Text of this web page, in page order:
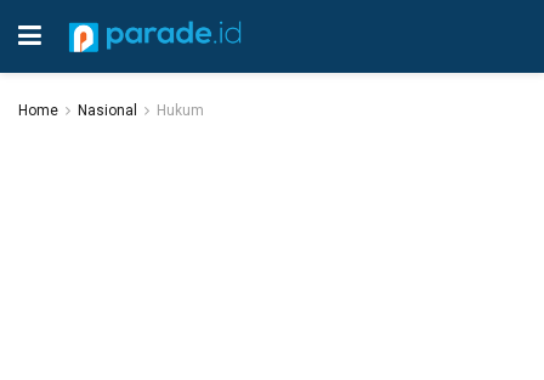
Home Nasional Hukum